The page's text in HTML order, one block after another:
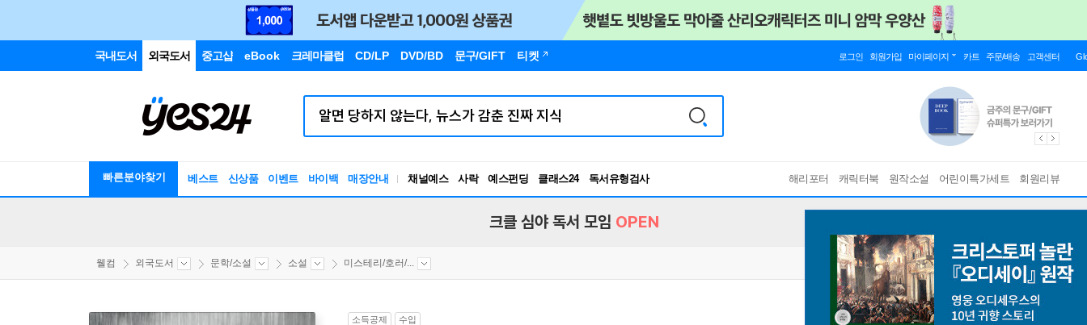
국내도서 외국도서 중고샵 eBook 크레마클럽 CD/LP DVD/BD 문구/GIFT 티켓 로그인 회원가입 마이페이지 카트 주문/배송 고객센터
빠른분야찾기 베스트 신상품 이벤트 바이백 매장안내 채널예스 사락 예스펀딩 클래스24
독서유형검사
RBTI Lab
해리포터 캐릭터북 원작소설 어린이특가세트 회원리뷰
크클 심야 독서 모임 OPEN
웰컴 외국도서 문학/소설 소설 미스테리/호러/...
소득공제 수입